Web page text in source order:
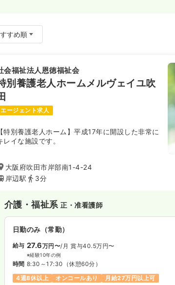
会福祉法人恩徳福祉会
別養護老人ホームメルヴェイユ吹
エージェント求人
【特別養護老人ホーム】平成17年に開設した非常に
レイな施設です。
大阪府吹田市岸部南1-4-24
岸辺駅
3分
介護・福祉系正・准看護師
日勤のみ（常勤）
給与 27.6万円〜/月 賞与40.5万円〜
※経験10年の例
時間 8:30～17:30 （休憩60分）
4週8休以上
オンコールあり 月給27万円以上可